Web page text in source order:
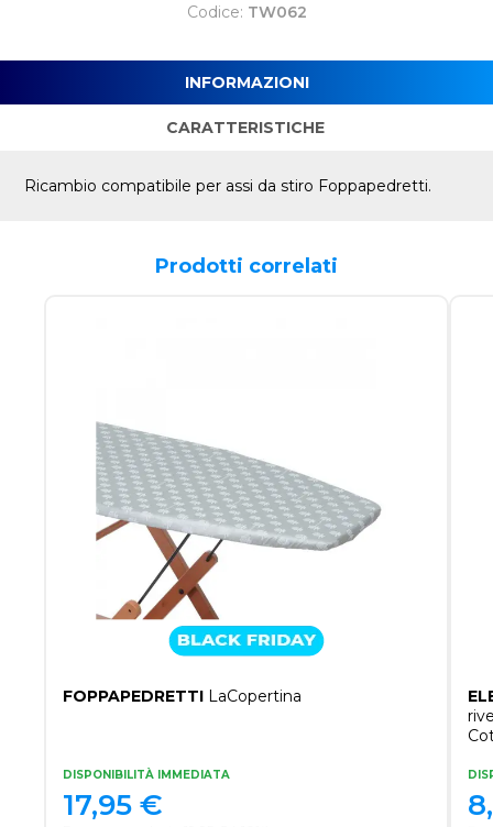
Codice: TW062
INFORMAZIONI
CARATTERISTICHE
Ricambio compatibile per assi da stiro Foppapedretti.
Prodotti correlati
FOPPAPEDRETTI LaСopertina
DISPONIBILITÀ IMMEDIATA
17,95 €